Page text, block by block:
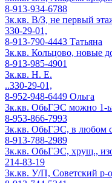
8-913-934-6788
3к.кв. В/З, не первый
330-29-01,
8-913-790-4443 Татьяна
3к.кв. Кольцово, новые
8-913-985-4901
3к.кв. Н. Е.
..330-29-01,
8-952-948-6449 Ольга
3к.кв. ОбьГЭС можно 1-
8-953-866-7993
3к.кв. ОбьГЭС, в любом
8-913-788-2989
3к.кв. ОбьГЭС, хрущ.,
214-83-19
3к.кв. У/П, Советский р-